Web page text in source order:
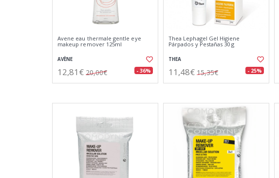
Avene eau thermale gentle eye
makeup remover 125ml
AVÈNE
12,81€ 20,00€ - 36%
Thea Lephagel Gel Higiene
Párpados y Pestañas 30 g
THEA
11,48€ 15,35€ - 25%